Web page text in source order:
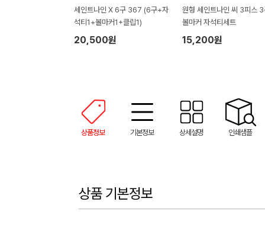
세인트나인 X 6구 367 (6구+자
석티1+볼마커1+클립1)
20,500원
원형 세인트나인 씨 3피스 3
볼마커 자석티세트
15,200원
상품정보 기본정보 상세설명 인쇄샘플
상품 기본정보